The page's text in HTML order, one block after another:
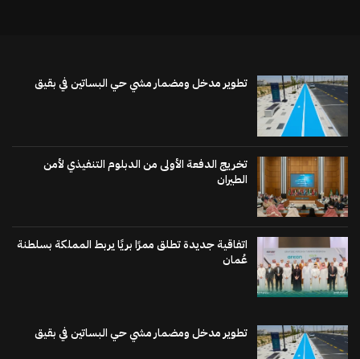
تطوير مدخل ومضمار مشي حي البساتين في بقيق
تخريج الدفعة الأولى من الدبلوم التنفيذي لأمن
الطيران
اتفاقية جديدة تطلق ممرًا بريًا يربط المملكة بسلطنة
عُمان
تطوير مدخل ومضمار مشي حي البساتين في بقيق